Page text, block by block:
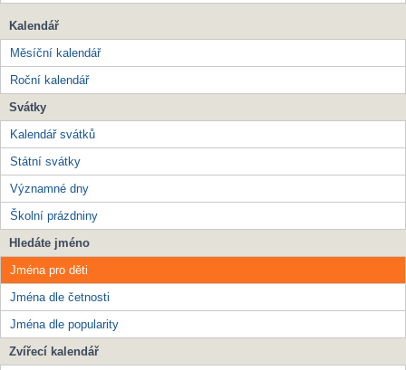
Kalendář
Měsíční kalendář
Roční kalendář
Svátky
Kalendář svátků
Státní svátky
Významné dny
Školní prázdniny
Hledáte jméno
Jména pro děti
Jména dle četnosti
Jména dle popularity
Zvířecí kalendář